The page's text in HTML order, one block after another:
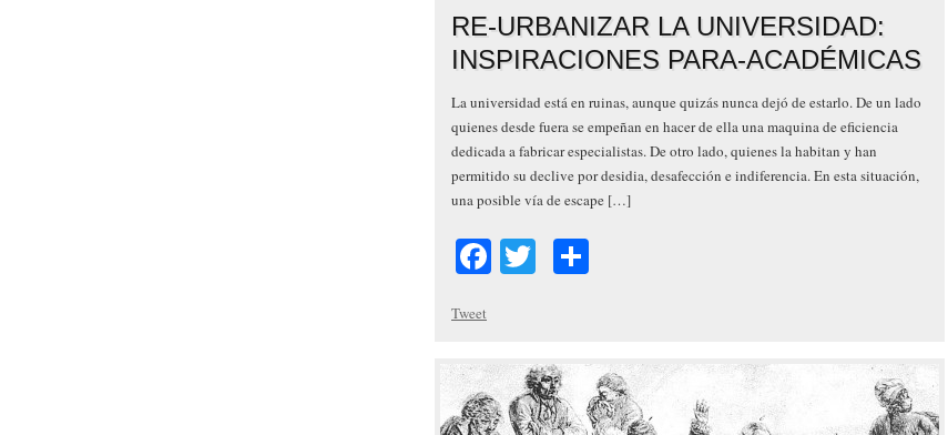
RE-URBANIZAR LA UNIVERSIDAD:
INSPIRACIONES PARA-ACADÉMICAS
La universidad está en ruinas, aunque quizás nunca dejó de estarlo. De un lado
quienes desde fuera se empeñan en hacer de ella una maquina de eficiencia
dedicada a fabricar especialistas. De otro lado, quienes la habitan y han
permitido su declive por desidia, desafección e indiferencia. En esta situación,
una posible vía de escape […]
Facebook
Twitter
Tweet